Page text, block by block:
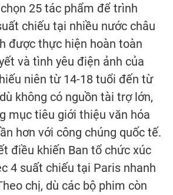
25 tác phẩm để trình
chiếu tại nhiều nước châu
được thực hiện hoàn toàn
và tình yêu điện ảnh của
niên từ 14-18 tuổi đến từ
không có nguồn tài trợ lớn,
mục tiêu giới thiệu văn hóa
hơn với công chúng quốc tế.
điều khiến Ban tổ chức xúc
4 suất chiếu tại Paris nhanh
chị, dù các bộ phim còn